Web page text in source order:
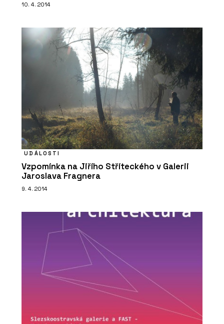
10. 4. 2014
UDÁLOSTI
Vzpomínka na Jiřího Stříteckého v Galerii
Jaroslava Fragnera
9. 4. 2014